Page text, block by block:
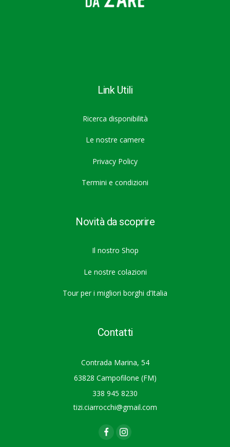
Link Utili
Ricerca disponibilità
Le nostre camere
Privacy Policy
Termini e condizioni
Novità da scoprire
Il nostro Shop
Le nostre colazioni
Tour per i migliori borghi d’Italia
Contatti
Contrada Marina, 54
63828 Campofilone (FM)
338 945 8230
tizi.ciarrocchi@gmail.com